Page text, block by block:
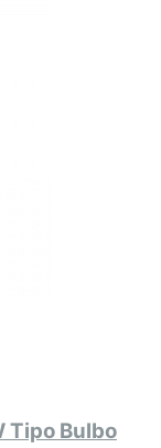
Tipo Bulbo